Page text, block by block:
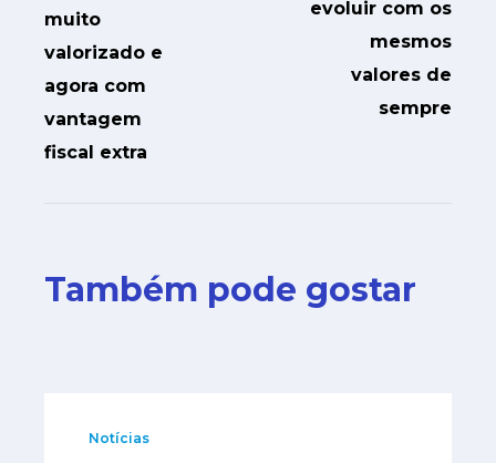
muito
valorizado e
agora com
vantagem
fiscal extra
evoluir com os
mesmos
valores de
sempre
Também pode gostar
Notícias